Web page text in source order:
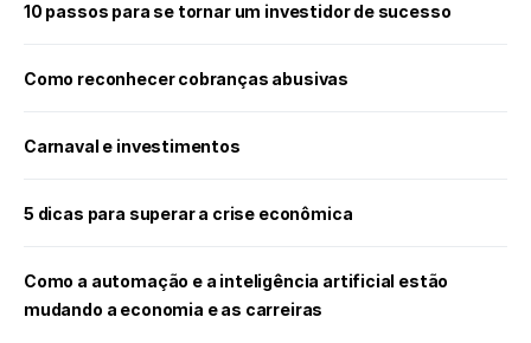
10 passos para se tornar um investidor de sucesso
Como reconhecer cobranças abusivas
Carnaval e investimentos
5 dicas para superar a crise econômica
Como a automação e a inteligência artificial estão
mudando a economia e as carreiras